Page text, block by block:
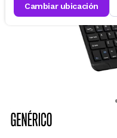
cambiar ubicación